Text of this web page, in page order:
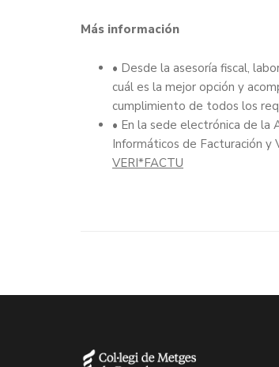
Más información
• Desde la asesoría fiscal,
cuál es la mejor opción y
cumplimiento de todos los
• En la sede electrónica de la
Informáticos de Facturación y
VERI*FACTU